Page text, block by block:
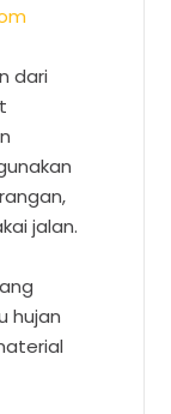
dari
jalan.
hujan